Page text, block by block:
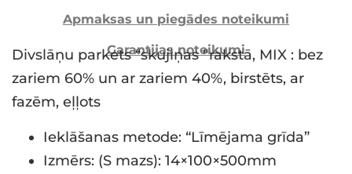
Apmaksas un piegādes noteikumi
Garantijas noteikumi
Divslāņu parkets “skujiņas “rakstā, MIX : bez
zariem 60% un ar zariem 40%, birstēts, ar
fazēm, eļļots
Ieklāšanas metode: “Līmējama grīda”
Izmērs: (S mazs): 14×100×500mm